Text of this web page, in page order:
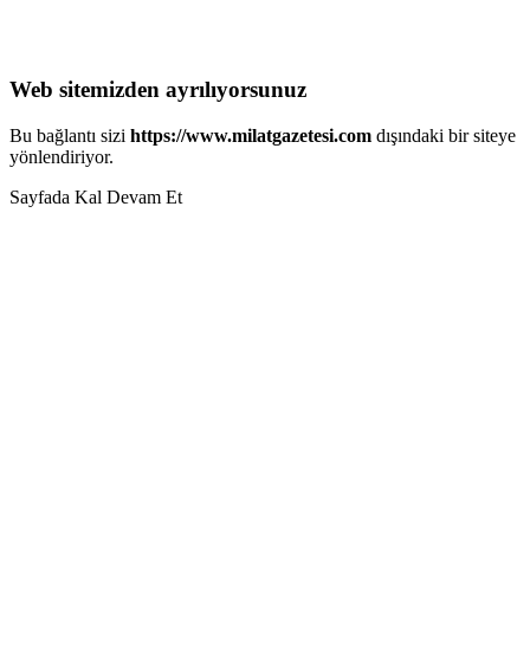
Web sitemizden ayrılıyorsunuz
Bu bağlantı sizi https://www.milatgazetesi.com dışındaki bir siteye
yönlendiriyor.
Sayfada Kal Devam Et